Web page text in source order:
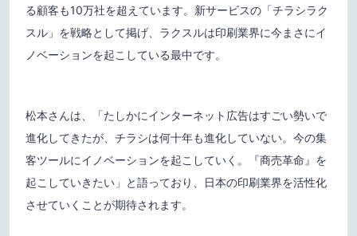
る顧客も10万社を超えています。新サービスの「チラシラク
スル」を戦略として掲げ、ラクスルは印刷業界に今まさにイ
ノベーションを起こしている最中です。
松本さんは、「たしかにインターネット広告はすごい勢いで
進化してきたが、チラシは何十年も進化していない。今の集
客ツールにイノベーションを起こしていく。『商売革命』を
起こしていきたい」と語っており、日本の印刷業界を活性化
させていくことが期待されます。